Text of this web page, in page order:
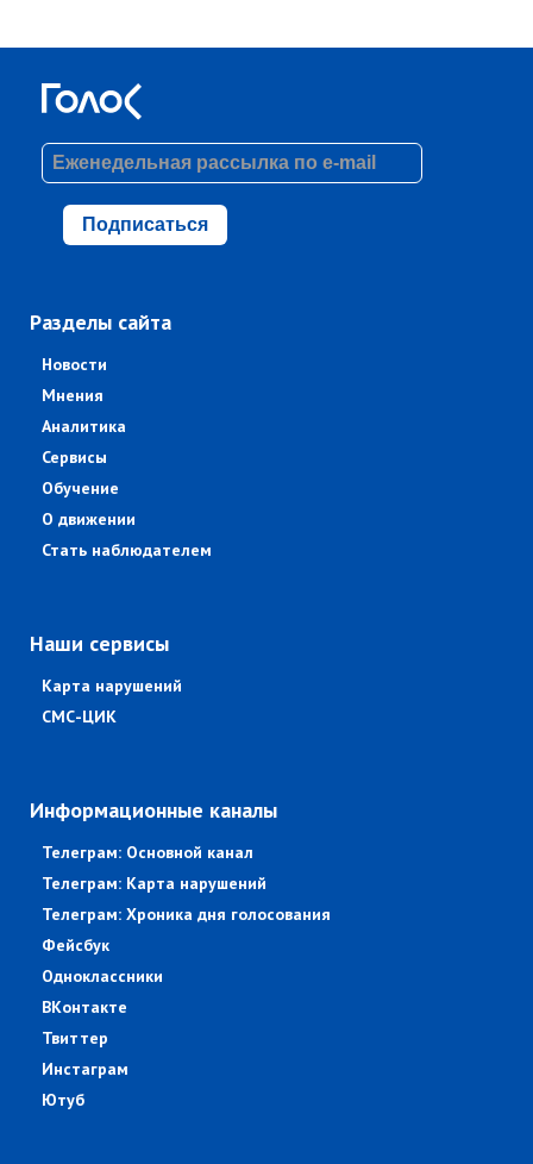
Подписаться
Разделы сайта
Новости
Мнения
Аналитика
Сервисы
Обучение
О движении
Стать наблюдателем
Наши сервисы
Карта нарушений
СМС-ЦИК
Информационные каналы
Телеграм: Основной канал
Телеграм: Карта нарушений
Телеграм: Хроника дня голосования
Фейсбук
Одноклассники
ВКонтакте
Твиттер
Инстаграм
Ютуб